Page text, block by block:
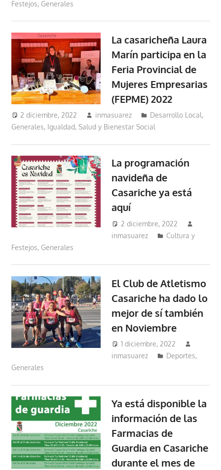
Festejos, Generales
La casaricheña Laura
Marín participa en la
Feria Provincial de
Mujeres Empresarias
(FEPME) 2022
2 diciembre, 2022 inmasuarez Desarrollo Local,
Generales, Igualdad, Salud y Bienestar Social
La programación
navideña de
Casariche ya está
aquí
2 diciembre, 2022
inmasuarez
Cultura y
Festejos, Generales
El Club de Atletismo
Casariche ha dado lo
mejor de sí también
en Noviembre
1 diciembre, 2022
inmasuarez
Deportes,
Generales
Ya está disponible la
información de las
Farmacias de
Guardia en Casariche
durante el mes de